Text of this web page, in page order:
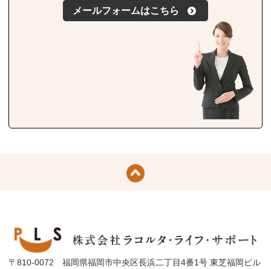
メールフォームはこちら
〒810-0072 福岡県福岡市中央区長浜二丁目4番1号 東芝福岡ビル